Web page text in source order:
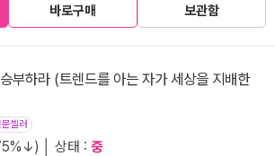
바로구매 보관함
부하라 (트렌드를 아는 자가 세상을 지배한
셀러
│ 상태 : 중